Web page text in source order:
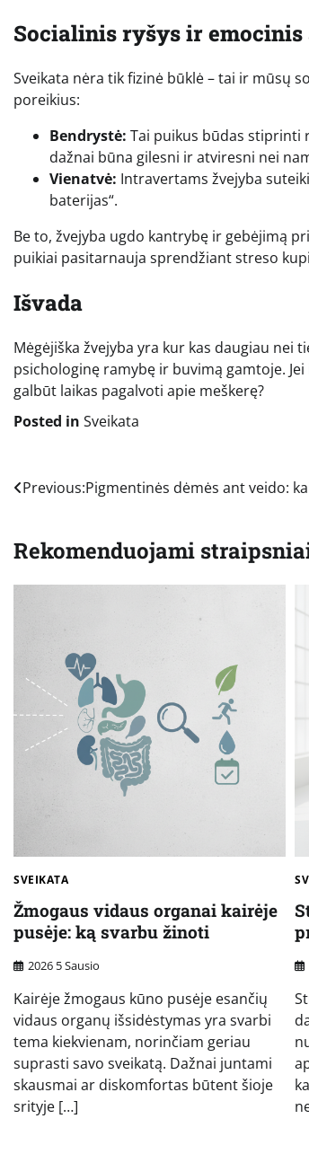
Socialinis ryšys ir emocinis
Sveikata nėra tik fizinė būklė – tai ir mūsų
poreikius:
Bendrystė: Tai puikus būdas stiprinti
dažnai būna gilesni ir atviresni nei
Vienatvė: Intravertams žvejyba
baterijas“.
Be to, žvejyba ugdo kantrybę ir gebėjimą
puikiai pasitarnauja sprendžiant streso
Išvada
Mėgėjiška žvejyba yra kur kas daugiau nei
psichologinę ramybę ir buvimą gamtoje.
galbūt laikas pagalvoti apie meškerę?
Posted in Sveikata
Navigacija
įrašų
Previous:Pigmentinės dėmės ant veido:
Rekomenduojami
SVEIKATA
Žmogaus vidaus organai kairėje
pusėje: ką svarbu žinoti
2026 5 Sausio
Kairėje žmogaus kūno pusėje esančių
vidaus organų išsidėstymas yra svarbi
tema kiekvienam, norinčiam geriau
suprasti savo sveikatą. Dažnai juntami
skausmai ar diskomfortas būtent šioje
srityje […]